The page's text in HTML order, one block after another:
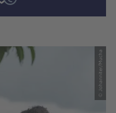
© Johanniter/Mucha